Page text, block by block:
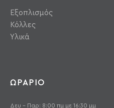
Εξοπλισμός
Κόλλες
Υλικά
ΩΡΑΡΙΟ
Δευ - Παρ: 8:00 πμ με 16:30 μμ